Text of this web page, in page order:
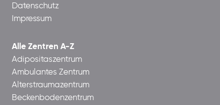
Datenschutz
Impressum
Alle Zentren A-Z
Adipositaszentrum
Ambulantes Zentrum
Alterstraumazentrum
Beckenbodenzentrum